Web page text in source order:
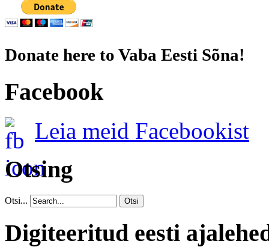
Donate here to Vaba Eesti Sõna!
Facebook
Leia meid Facebookist
Otsing
Otsi... Otsi
Digiteeritud eesti